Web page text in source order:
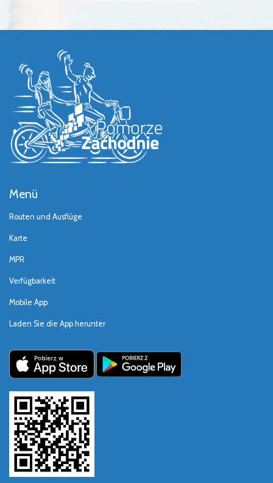
Menü
Routen und Ausflüge
Karte
MPR
Verfügbarkeit
Mobile App
Laden Sie die App herunter